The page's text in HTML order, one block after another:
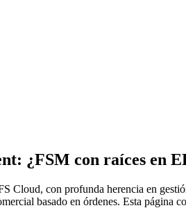
¿FSM con raíces en
Cloud, con profunda herencia en
basado en órdenes. Esta